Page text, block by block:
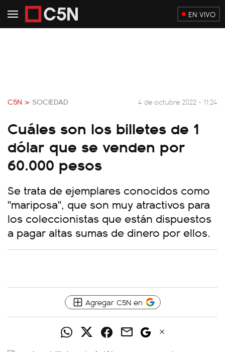
EN VIVO
C5N > SOCIEDAD 4 de octubre 2022 - 11:24
Cuáles son los billetes de 1
dólar que se venden por
60.000 pesos
Se trata de ejemplares conocidos como
"mariposa", que son muy atractivos para
los coleccionistas que están dispuestos
a pagar altas sumas de dinero por ellos.
Agregar C5N en